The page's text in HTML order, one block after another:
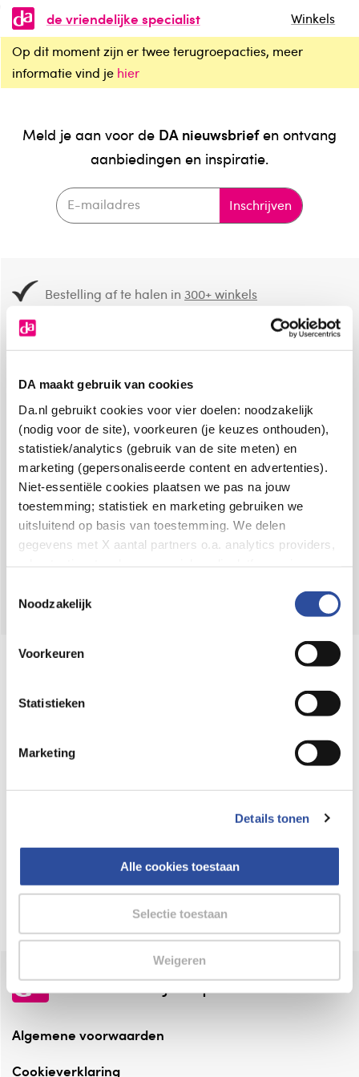
DA maakt gebruik van cookies
Da.nl gebruikt cookies voor vier doelen: noodzakelijk
(nodig voor de site), voorkeuren (je keuzes onthouden),
statistiek/analytics (gebruik van de site meten) en
marketing (gepersonaliseerde content en advertenties).
Niet-essentiële cookies plaatsen we pas na jouw
toestemming; statistiek en marketing gebruiken we
uitsluitend op basis van toestemming. We delen
gegevens met X aantal partners o.a. analytics providers,
en de bewaartermijnen per categorie. Je kunt je keuze op
gegevensverwerking staat in de
Privacyverklaring
Noodzakelijk
Voorkeuren
Statistieken
Marketing
Details tonen
Alle cookies toestaan
Selectie toestaan
Weigeren
de vriendelijke specialist
Winkels
Op dit moment zijn er twee terugroepacties, meer
informatie vind je hier
Meld je aan voor de DA nieuwsbriefen ontvang
aanbiedingen en inspiratie.
Inschrijven
Bestelling af te halen in300+ winkels
8.6 uit4.106 reviews
Over DA
Klantenservice
Assortiment
VolgDAop:
Online aanbieder medicijnen
webshop mag verkopen.
⁠Verantwoorde zorg, ⁠ook online.
Altijd onze folder bij de hand
Check onze folders ⁠bij AlleFolders.
de vriendelijke specialist
Algemene voorwaarden
Cookieverklaring